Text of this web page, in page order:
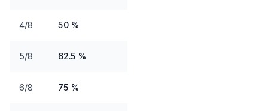
4/8 50 %
5/8 62.5 %
6/8 75 %